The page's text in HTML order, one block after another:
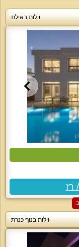
וילות באילת
וילות בנוף כנרת